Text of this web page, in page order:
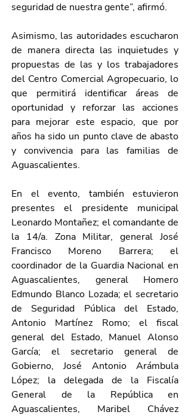
seguridad de nuestra gente”, afirmó.
Asimismo, las autoridades escucharon
de manera directa las inquietudes y
propuestas de las y los trabajadores
del Centro Comercial Agropecuario, lo
que permitirá identificar áreas de
oportunidad y reforzar las acciones
para mejorar este espacio, que por
años ha sido un punto clave de abasto
y convivencia para las familias de
Aguascalientes.
En el evento, también estuvieron
presentes el presidente municipal
Leonardo Montañez; el comandante de
la 14/a. Zona Militar, general José
Francisco Moreno Barrera; el
coordinador de la Guardia Nacional en
Aguascalientes, general Homero
Edmundo Blanco Lozada; el secretario
de Seguridad Pública del Estado,
Antonio Martínez Romo; el fiscal
general del Estado, Manuel Alonso
García; el secretario general de
Gobierno, José Antonio Arámbula
López; la delegada de la Fiscalía
General de la República en
Aguascalientes, Maribel Chávez